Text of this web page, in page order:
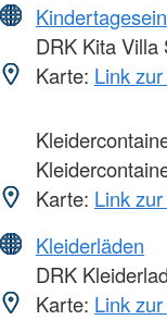
DRK Kita Villa
Karte: Link
Karte: Link
Kleiderläden
DRK
Karte: Link